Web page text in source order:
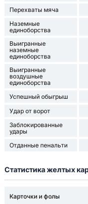
Перехваты мяча
Наземные
единоборства
Выигранные
наземные
единоборства
Выигранные
воздушные
единоборства
Успешный обыгрыш
Удар от ворот
Заблокированные
удары
Отданные пенальти
Статистика желтых
Карточки и фолы